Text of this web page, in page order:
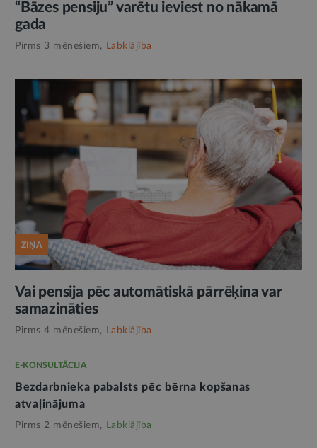
“Bāzes pensiju” varētu ieviest no nākamā
gada
Pirms 3 mēnešiem, Labklājība
ZIŅA
Vai pensija pēc automātiskā pārrēķina var
samazināties
Pirms 4 mēnešiem, Labklājība
E-KONSULTĀCIJA
Bezdarbnieka pabalsts pēc bērna kopšanas
atvaļinājuma
Pirms 2 mēnešiem, Labklājība